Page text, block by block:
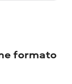
formato